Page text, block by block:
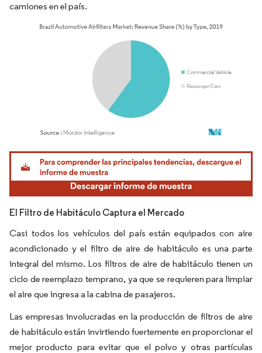
camiones en el país.
Imagen © Mordor Intelligence. El uso requiere atribución según CC BY 4.0.
El Filtro de Habitáculo Captura el Mercado
Casi todos los vehículos del país están equipados con aire
acondicionado y el filtro de aire de habitáculo es una parte
integral del mismo. Los filtros de aire de habitáculo tienen un
ciclo de reemplazo temprano, ya que se requieren para limpiar
el aire que ingresa a la cabina de pasajeros.
Las empresas involucradas en la producción de filtros de aire
de habitáculo están invirtiendo fuertemente en proporcionar el
mejor producto para evitar que el polvo y otras partículas